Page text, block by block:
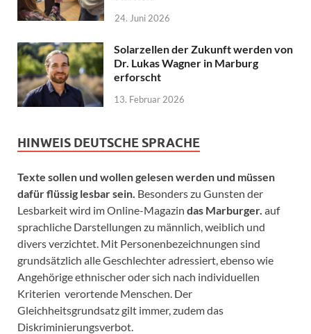
24. Juni 2026
Solarzellen der Zukunft werden von
Dr. Lukas Wagner in Marburg
erforscht
13. Februar 2026
HINWEIS DEUTSCHE SPRACHE
Texte sollen und wollen gelesen werden und müssen
dafür flüssig lesbar sein. Besonders zu Gunsten der
Lesbarkeit wird im Online-Magazin das Marburger. auf
sprachliche Darstellungen zu männlich, weiblich und
divers verzichtet. Mit Personenbezeichnungen sind
grundsätzlich alle Geschlechter adressiert, ebenso wie
Angehörige ethnischer oder sich nach individuellen
Kriterien verortende Menschen. Der
Gleichheitsgrundsatz gilt immer, zudem das
Diskriminierungsverbot.